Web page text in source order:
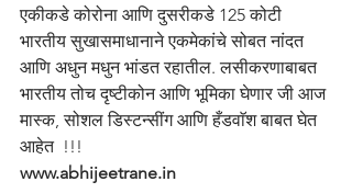
एकीकडे कोरोना आणि दुसरीकडे 125 कोटी
भारतीय सुखासमाधानाने एकमेकांचे सोबत नांदत
आणि अधुन मधुन भांडत रहातील. लसीकरणाबाबत
भारतीय तोच दृष्टीकोन आणि भूमिका घेणार जी आज
मास्क, सोशल डिस्टन्सींग आणि हँडवाॅश बाबत घेत
आहेत  !!!
www.abhijeetrane.in